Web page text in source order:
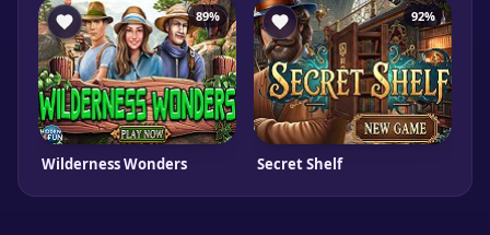
89%
Wilderness Wonders
92%
Secret Shelf